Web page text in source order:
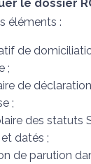
le dossier
éléments :
de
;
de
;
des statuts
datés ;
de parution